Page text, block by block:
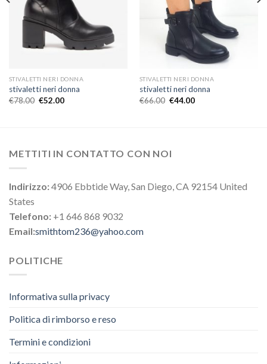
STIVALETTI NERI DONNA
stivaletti neri donna
€78.00 €52.00
STIVALETTI NERI DONNA
stivaletti neri donna
€66.00 €44.00
METTITI IN CONTATTO CON NOI
Indirizzo:4906 Ebbtide Way, San Diego, CA 92154 United
States
Telefono: +1 646 868 9032
Email:smithtom236@yahoo.com
POLITICHE
Informativa sulla privacy
Politica di rimborso e reso
Termini e condizioni